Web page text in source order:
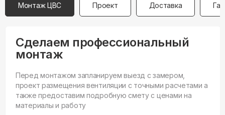
Монтаж ЦВС Проект Доставка
Сделаем профессиональный
монтаж
Перед монтажом запланируем выезд с замером,
проект размещения вентиляции с точными расчетами а
также предоставим подробную смету с ценами на
материалы и работу